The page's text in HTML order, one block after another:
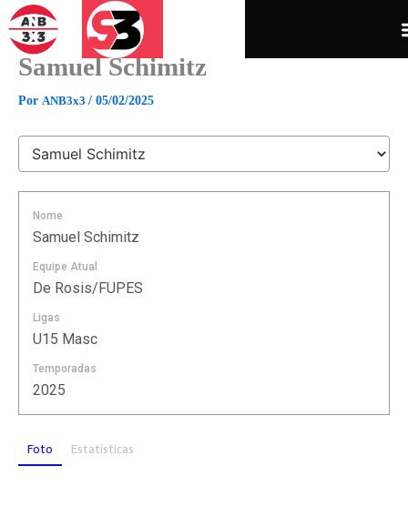
para
conteúdo
Samuel Schimitz
Por ANB3x3 / 05/02/2025
Nome
Samuel Schimitz
Equipe Atual
De Rosis/FUPES
Ligas
U15 Masc
Temporadas
2025
Foto Estatísticas